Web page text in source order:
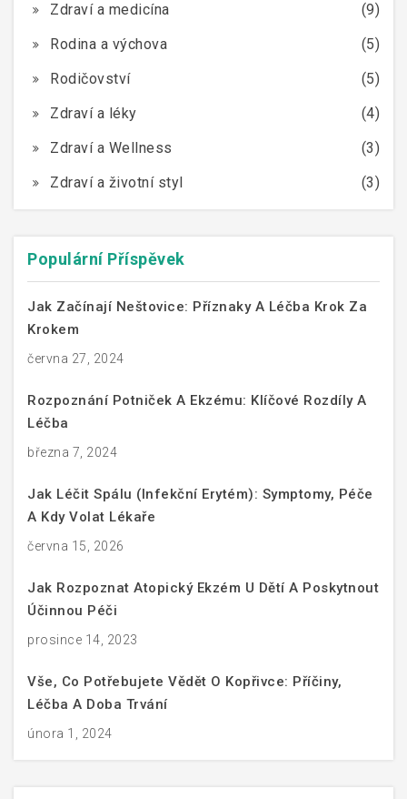
Zdraví a medicína
(9)
Rodina a výchova
(5)
Rodičovství
(5)
Zdraví a léky
(4)
Zdraví a Wellness
(3)
Zdraví a životní styl
(3)
Populární Příspěvek
Jak Začínají Neštovice: Příznaky A Léčba Krok Za
Krokem
června 27, 2024
Rozpoznání Potniček A Ekzému: Klíčové Rozdíly A
Léčba
března 7, 2024
Jak Léčit Spálu (infekční Erytém): Symptomy, Péče
A Kdy Volat Lékaře
června 15, 2026
Jak Rozpoznat Atopický Ekzém U Dětí A Poskytnout
Účinnou Péči
prosince 14, 2023
Vše, Co Potřebujete Vědět O Kopřivce: Příčiny,
Léčba A Doba Trvání
února 1, 2024